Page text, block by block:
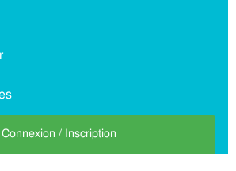
Connexion / Inscription